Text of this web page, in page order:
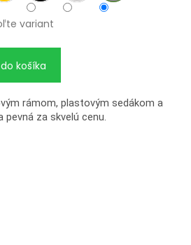
variant
košíka
rámom, plastovým sedákom a
pevná za skvelú cenu.